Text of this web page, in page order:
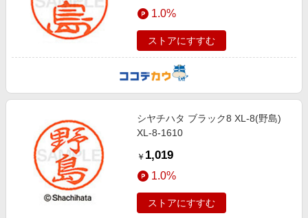
1.0%
ストアにすすむ
シヤチハタ ブラック8 XL-8(野島)
XL-8-1610
￥ 1,019
1.0%
ストアにすすむ